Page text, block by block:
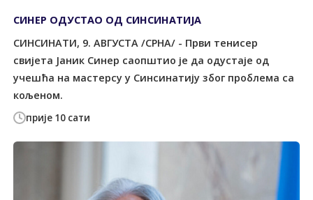
прије 10 сати
СИНЕР ОДУСТАО ОД СИНСИНАТИЈА
СИНСИНАТИ, 9. АВГУСТА /СРНА/ - Први тенисер
свијета Јаник Синер саопштио је да одустаје од
учешћа на мастерсу у Синсинатију због проблема са
кољеном.